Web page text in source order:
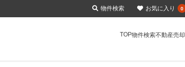
TOP物件検索不動産売却
物件検索 お気に入り 0